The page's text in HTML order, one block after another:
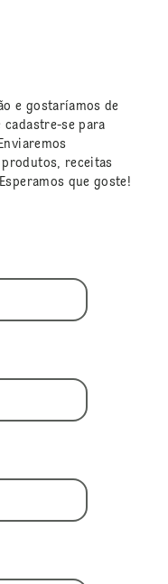
e gostaríamos de
se para
receitas
que goste!